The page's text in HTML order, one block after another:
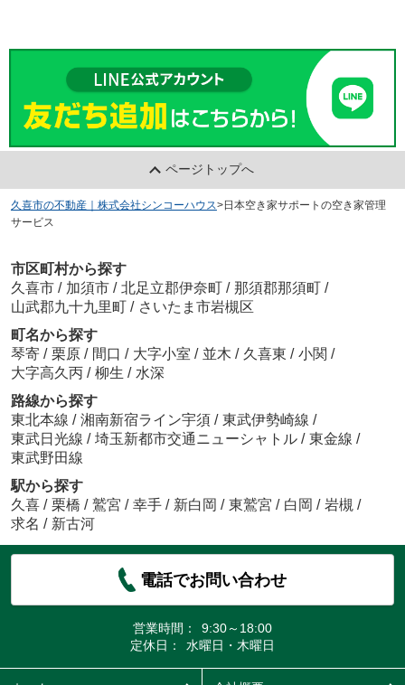
ページトップへ
久喜市の不動産｜株式会社シンコーハウス>日本空き家サポートの空き家管理
サービス
市区町村から探す
久喜市 / 加須市 / 北足立郡伊奈町 / 那須郡那須町 /
山武郡九十九里町 / さいたま市岩槻区
町名から探す
琴寄 / 栗原 / 間口 / 大字小室 / 並木 / 久喜東 / 小関 /
大字高久丙 / 柳生 / 水深
路線から探す
東北本線 / 湘南新宿ライン宇須 / 東武伊勢崎線 /
東武日光線 / 埼玉新都市交通ニューシャトル / 東金線 /
東武野田線
駅から探す
久喜 / 栗橋 / 鷲宮 / 幸手 / 新白岡 / 東鷲宮 / 白岡 / 岩槻 /
求名 / 新古河
電話でお問い合わせ
営業時間：
9:30～18:00
定休日：
水曜日・木曜日